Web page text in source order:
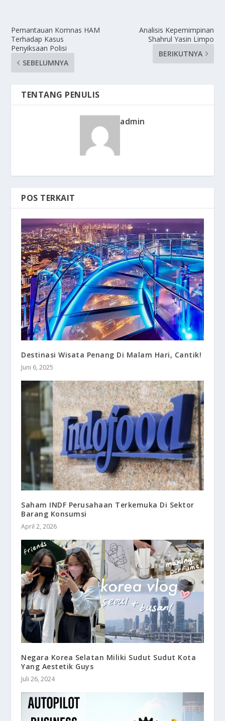
Pemantauan Komnas HAM
Terhadap Kasus
Penyiksaan Polisi
SEBELUMNYA
Analisis Kepemimpinan
Shahrul Yasin Limpo
BERIKUTNYA
TENTANG PENULIS
admin
POS TERKAIT
Destinasi Wisata Penang Di Malam Hari, Cantik!
Juni 6, 2025
Saham INDF Perusahaan Terkemuka Di Sektor
Barang Konsumsi
April 2, 2026
Negara Korea Selatan Miliki Sudut Sudut Kota
Yang Aestetik Guys
Juli 26, 2024